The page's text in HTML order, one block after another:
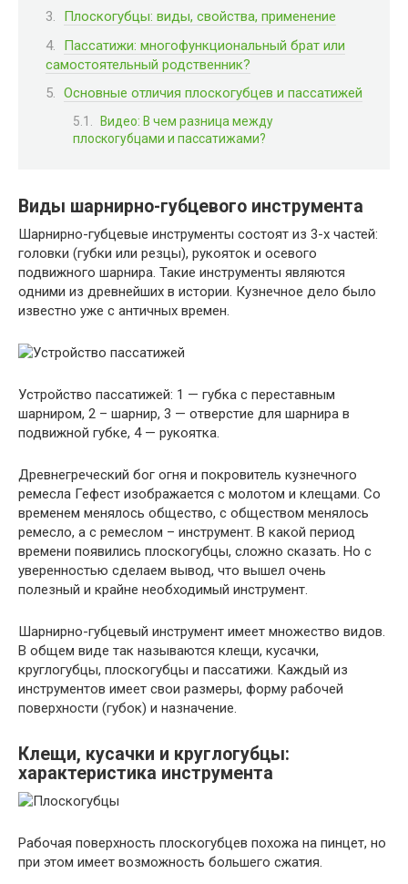
Плоскогубцы: виды, свойства, применение
Пассатижи: многофункциональный брат или
самостоятельный родственник?
Основные отличия плоскогубцев и пассатижей
Видео: В чем разница между
плоскогубцами и пассатижами?
Виды шарнирно-губцевого инструмента
Шарнирно-губцевые инструменты состоят из 3-х частей:
головки (губки или резцы), рукояток и осевого
подвижного шарнира. Такие инструменты являются
одними из древнейших в истории. Кузнечное дело было
известно уже с античных времен.
Устройство пассатижей: 1 — губка с переставным
шарниром, 2 – шарнир, 3 — отверстие для шарнира в
подвижной губке, 4 — рукоятка.
Древнегреческий бог огня и покровитель кузнечного
ремесла Гефест изображается с молотом и клещами. Со
временем менялось общество, с обществом менялось
ремесло, а с ремеслом – инструмент. В какой период
времени появились плоскогубцы, сложно сказать. Но с
уверенностью сделаем вывод, что вышел очень
полезный и крайне необходимый инструмент.
Шарнирно-губцевый инструмент имеет множество видов.
В общем виде так называются клещи, кусачки,
круглогубцы, плоскогубцы и пассатижи. Каждый из
инструментов имеет свои размеры, форму рабочей
поверхности (губок) и назначение.
Клещи, кусачки и круглогубцы:
характеристика инструмента
Рабочая поверхность плоскогубцев похожа на пинцет, но
при этом имеет возможность большего сжатия.